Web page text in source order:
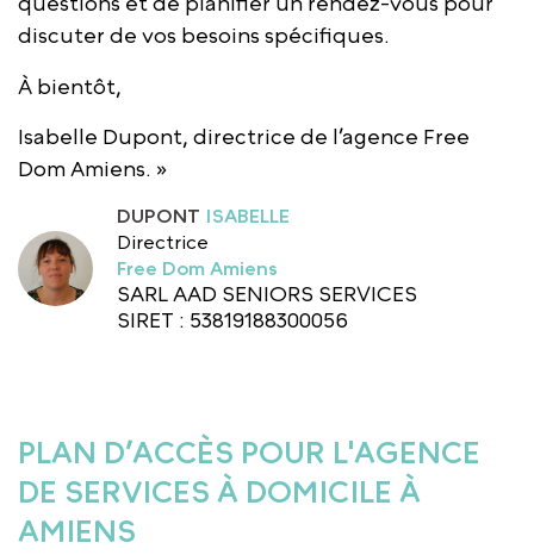
discuter de vos besoins spécifiques.
À bientôt,
Isabelle Dupont, directrice de l’agence Free
Dom Amiens. »
DUPONT ISABELLE
Directrice
Free Dom Amiens
SARL AAD SENIORS SERVICES
SIRET : 53819188300056
PLAN D’ACCÈS POUR L'AGENCE
DE SERVICES À DOMICILE À
AMIENS